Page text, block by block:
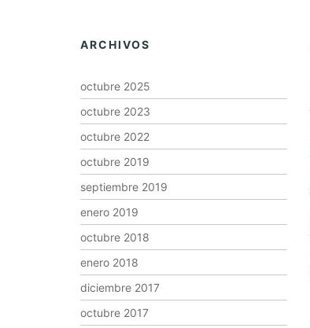
ARCHIVOS
octubre 2025
octubre 2023
octubre 2022
octubre 2019
septiembre 2019
enero 2019
octubre 2018
enero 2018
diciembre 2017
octubre 2017